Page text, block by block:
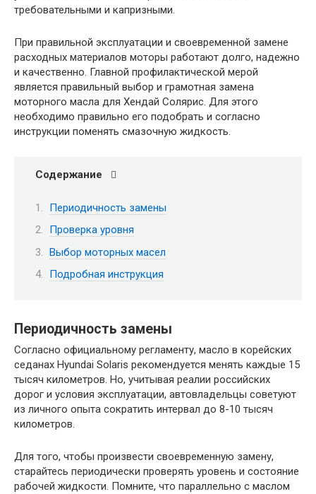
требовательными и капризными.
При правильной эксплуатации и своевременной замене
расходных материалов моторы работают долго, надежно
и качественно. Главной профилактической мерой
является правильный выбор и грамотная замена
моторного масла для Хендай Солярис. Для этого
необходимо правильно его подобрать и согласно
инструкции поменять смазочную жидкость.
Содержание
Периодичность замены
Проверка уровня
Выбор моторных масел
Подробная инструкция
Периодичность замены
Согласно официальному регламенту, масло в корейских
седанах Hyundai Solaris рекомендуется менять каждые 15
тысяч километров. Но, учитывая реалии российских
дорог и условия эксплуатации, автовладельцы советуют
из личного опыта сократить интервал до 8-10 тысяч
километров.
Для того, чтобы произвести своевременную замену,
старайтесь периодически проверять уровень и состояние
рабочей жидкости. Помните, что параллельно с маслом